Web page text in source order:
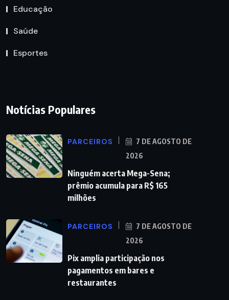
Educação
Saúde
Esportes
Notícias Populares
PARCEIROS
7 DE AGOSTO DE
2026
Ninguém acerta Mega-Sena;
prêmio acumula para R$ 165
milhões
PARCEIROS
7 DE AGOSTO DE
2026
Pix amplia participação nos
pagamentos em bares e
restaurantes